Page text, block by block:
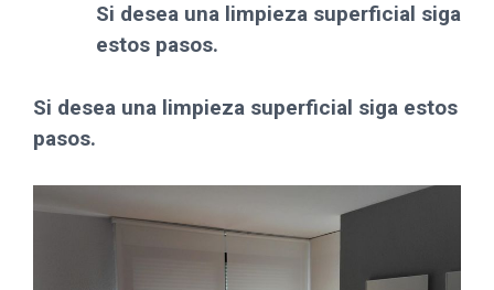
Si desea una limpieza superficial siga
estos pasos.
Si desea una limpieza superficial siga estos
pasos.